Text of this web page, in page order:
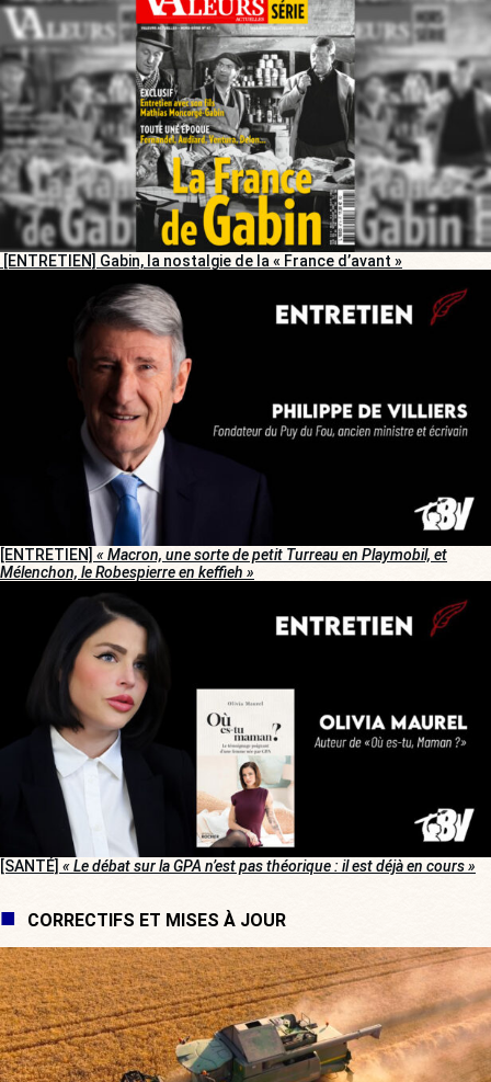
[ENTRETIEN] Gabin, la nostalgie de la « France d’avant »
[ENTRETIEN] « Macron, une sorte de petit Turreau en Playmobil, et
Mélenchon, le Robespierre en keffieh »
[SANTÉ] « Le débat sur la GPA n’est pas théorique : il est déjà en cours »
CORRECTIFS ET MISES À JOUR